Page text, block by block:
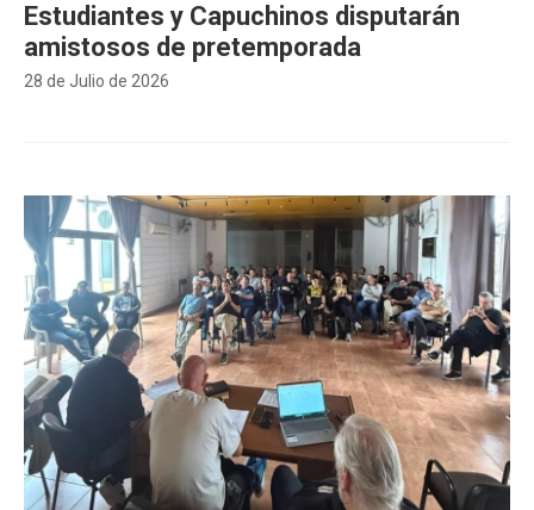
28 de Julio de 2026
Estudiantes y Capuchinos disputarán
amistosos de pretemporada